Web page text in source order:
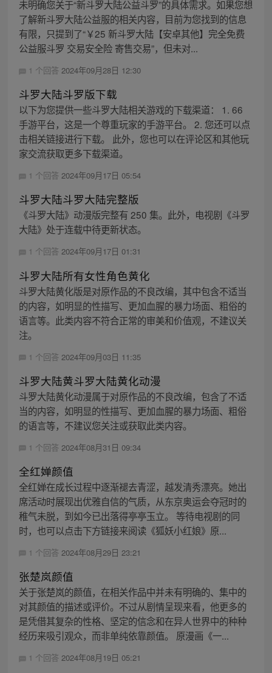
未明确您关于“新斗罗大陆公益斗罗”的具体需求。如果您想
了解新斗罗大陆公益服的相关内容，目前为您找到的信息
有限，只提到了“￥25 新斗罗大陆【安卓其他】完全免费
公益服斗罗 交易安全险 寄售交易”，但未对...
1 个回答 2024年09月28日 12:30
斗罗大陆斗罗版下载
以下为您提供一些斗罗大陆相关游戏的下载渠道： 1. 66
手游平台，这是一个尊重玩家的手游平台。 2. 您还可以点
击相关链接进行下载。 此外，您也可以在评论区和其他玩
家交流获取更多下载渠道。
1 个回答 2024年09月17日 05:54
斗罗大陆斗罗大陆完整版
《斗罗大陆》动漫版完整有 250 集。此外，电视剧《斗罗
大陆》处于连载中待更新状态。
1 个回答 2024年09月17日 01:31
斗罗大陆所有女性角色黄化
斗罗大陆黄化版是对原作品的不良改编，其中包含不适当
的内容，如明显的性描写、更加血腥的暴力场面、粗俗的
语言等。此类内容不符合正常的审美和价值观，不建议关
注。
1 个回答 2024年09月03日 11:35
斗罗大陆黄斗罗大陆黄化动漫
斗罗大陆黄化动漫属于对原作品的不良改编，包含了不适
当的内容，如明显的性描写、更加血腥的暴力场面、粗俗
的语言等，不建议您关注或获取此类内容。
1 个回答 2024年08月31日 09:34
全红婵颜值
全红婵在成长过程中逐渐褪去青涩，越发清秀漂亮。她出
席活动时展现出优雅自信的气质，从东京奥运会夺冠时的
稚气未脱，到如今已出落得亭亭玉立。 等待电视剧的同
时，也可以点击下方链接来阅读《狐妖小红娘》原...
1 个回答 2024年08月29日 23:21
张楚岚颜值
关于张楚岚的颜值，在相关作品中并未有明确的、集中的
对其颜值的描述或评价。不过从剧情呈现来看，他更多的
是凭借其复杂的性格、坚定的信念和在异人世界中的种种
经历来吸引观众，而非单纯依靠颜值。 原漫画《一...
1 个回答 2024年08月19日 05:21